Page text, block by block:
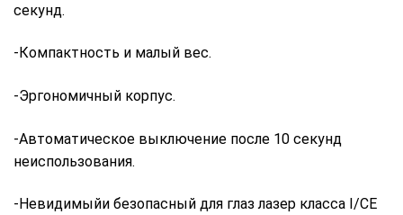
секунд.
-Компактность и малый вес.
-Эргономичный корпус.
-Автоматическое выключение после 10 секунд
неиспользования.
-Невидимыйи безопасный для глаз лазер класса I/CE